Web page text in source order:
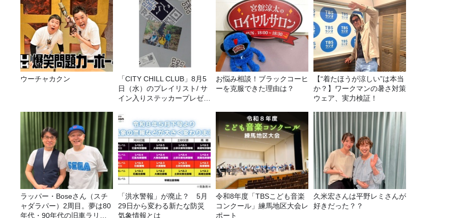
ウーチャカクン
「CITY CHILL CLUB」8月5
日（水）のプレイリスト/ サ
イン入りステッカープレゼン
お悩み相談！ブラックコーヒ
ーを克服できた理由は？
【“着たほうが涼しい”は本当
か？】ワークマンの暑さ対策
ウェア、実力検証！
ラッパー・Boseさん（スチ
ャダラパー）2周目。夢は80
年代・90年代の旧車ラリ
「洪水警報」が廃止？ 5月
29日から変わる新たな防災
気象情報とは
令和8年度「TBSこども音楽
コンクール」練馬地区大会レ
ポート
久米宏さんは平野レミさんが
好きだった？？